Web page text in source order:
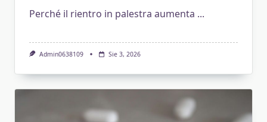
Perché il rientro in palestra aumenta ...
Admin0638109 Sie 3, 2026